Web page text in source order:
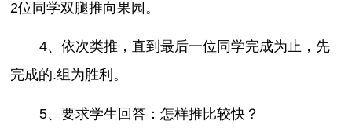
2位同学双腿推向果园。
4、依次类推，直到最后一位同学完成为止，先
完成的.组为胜利。
5、要求学生回答：怎样推比较快？